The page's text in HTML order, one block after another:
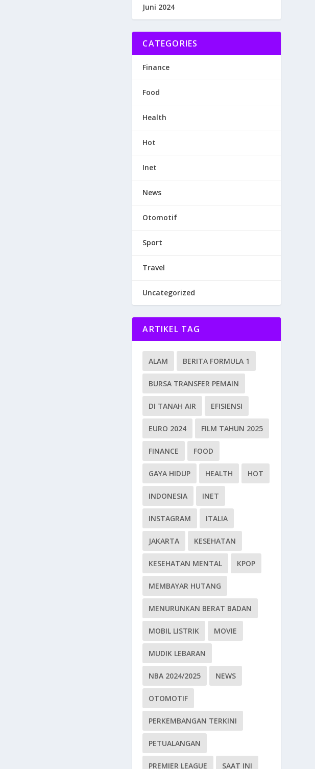
Juni 2024
CATEGORIES
Finance
Food
Health
Hot
Inet
News
Otomotif
Sport
Travel
Uncategorized
ARTIKEL TAG
ALAM BERITA FORMULA 1
BURSA TRANSFER PEMAIN
DI TANAH AIR EFISIENSI
EURO 2024 FILM TAHUN 2025
FINANCE FOOD
GAYA HIDUP HEALTH HOT
INDONESIA INET
INSTAGRAM ITALIA
JAKARTA KESEHATAN
KESEHATAN MENTAL KPOP
MEMBAYAR HUTANG
MENURUNKAN BERAT BADAN
MOBIL LISTRIK MOVIE
MUDIK LEBARAN
NBA 2024/2025 NEWS
OTOMOTIF
PERKEMBANGAN TERKINI
PETUALANGAN
PREMIER LEAGUE SAAT INI